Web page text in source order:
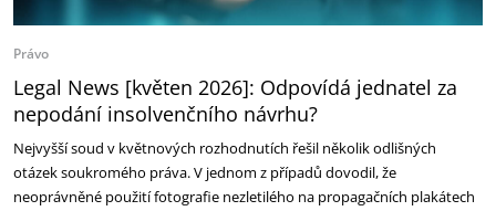
Právo
Legal News [květen 2026]: Odpovídá jednatel za
nepodání insolvenčního návrhu?
Nejvyšší soud v květnových rozhodnutích řešil několik odlišných
otázek soukromého práva. V jednom z případů dovodil, že
neoprávněné použití fotografie nezletilého na propagačních plakátech